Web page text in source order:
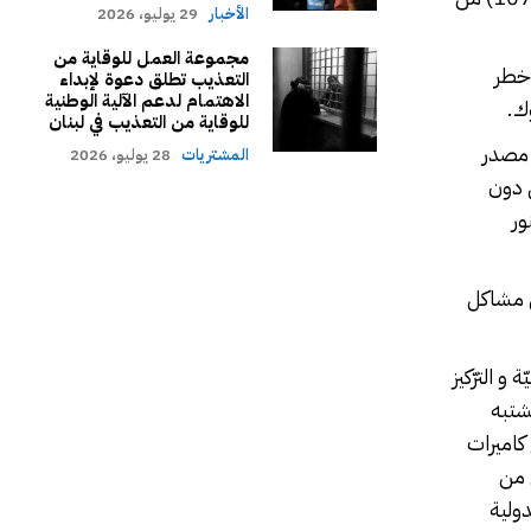
الأخبار 29 يوليو، 2026
مجموعة العمل للوقاية من
التعذيب تطلق دعوة لإبداء
الاهتمام لدعم الآلية الوطنية
للوقاية من التعذيب في لبنان
المشتريات 28 يوليو، 2026
خطر
مصدر
دون
مشاكل
و الترّكيز
لتطبيق المادّة (47) بكاملها كوضع كاميرات
من